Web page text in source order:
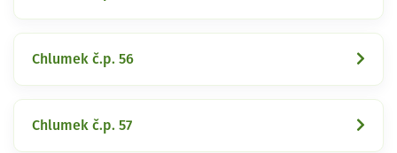
Chlumek č.p. 56
Chlumek č.p. 57